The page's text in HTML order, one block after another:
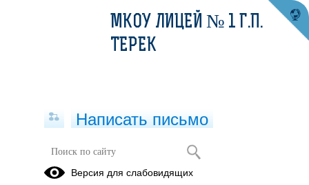
День Черкесского флага
МКОУ ЛИЦЕЙ № 1 Г.П.
ТЕРЕК
Написать письмо
Версия для слабовидящих